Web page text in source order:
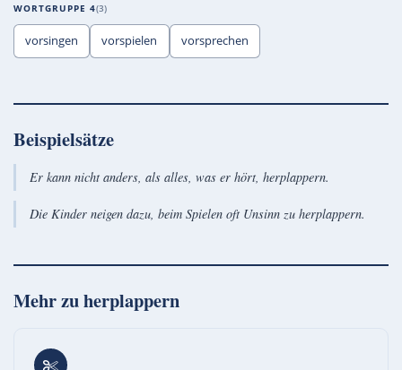
WORTGRUPPE 4 3
vorsingen vorspielen vorsprechen
Beispielsätze
Er kann nicht anders, als alles, was er hört, herplappern.
Die Kinder neigen dazu, beim Spielen oft Unsinn zu herplappern.
Mehr zuherplappern